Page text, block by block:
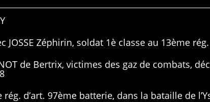
JOSSE Zéphirin, soldat 1è classe au 13ème
de Bertrix, victimes des gaz de combats,
d’art. 97ème batterie, dans la bataille de